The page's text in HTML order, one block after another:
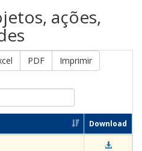
ações,
PDF Imprimir
Download